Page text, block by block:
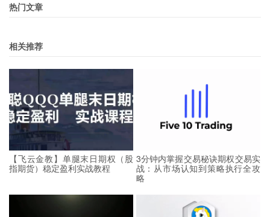
热门文章
相关推荐
【飞云金教】单腿末日期权（股
指期货）稳定盈利实战教程
3分钟内掌握交易秘诀期权交易实
战：从市场认知到策略执行全攻
略